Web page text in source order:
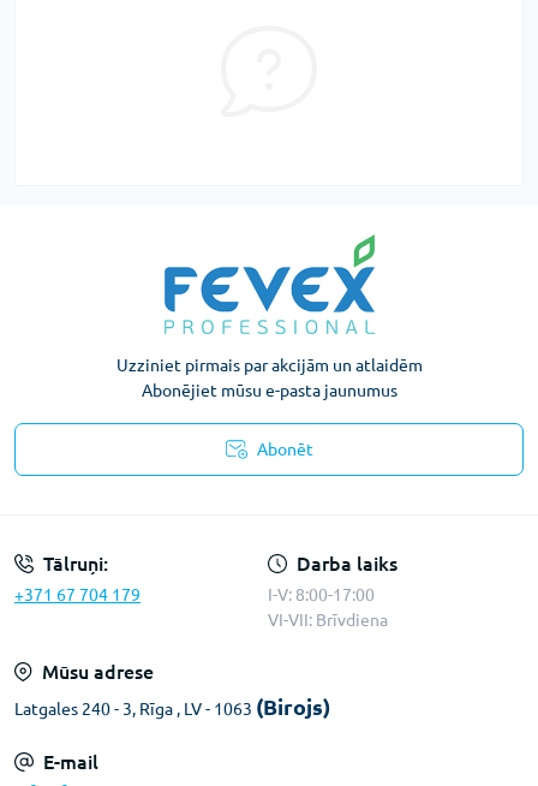
Uzziniet pirmais par akcijām un atlaidēm
Abonējiet mūsu e-pasta jaunumus
Abonēt
Tālruņi:
+371 67 704 179
Darba laiks
I-V: 8:00-17:00
VI-VII: Brīvdiena
Mūsu adrese
Latgales 240 - 3, Rīga , LV - 1063 (Birojs)
E-mail